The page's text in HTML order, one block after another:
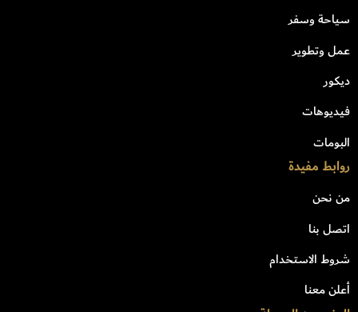
سياحة وسفر
عمل وتطوير
ديكور
فيديوهات
البومات
روابط مفيدة
من نحن
اتصل بنا
شروط الاستخدام
أعلن معنا